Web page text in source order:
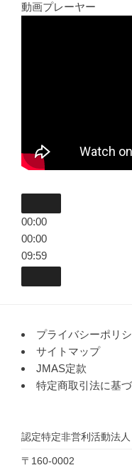
動画プレーヤー
00:00
00:00
09:59
プライバシーポリ
サイトマップ
JMAS定款
特定商取引法に基
認定特定非営利活動法人
〒160-0002